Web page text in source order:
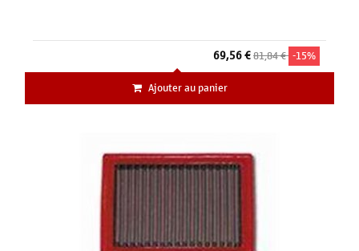
69,56 €81,84 € -15%
Ajouter au panier